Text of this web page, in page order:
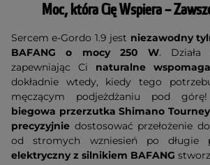
Moc, która Cię Wspiera –
Sercem e-Gordo 1.9 jest niezawodny
BAFANG o mocy 250 W. Działa
zapewniając Ci naturalne
dokładnie wtedy, kiedy tego
męczącym podjeżdżaniu pod
biegowa przerzutka Shimano Tourney
precyzyjnie dostosować przełożenie
od stromych wzniesień po długie
elektryczny z silnikiem BAFANG